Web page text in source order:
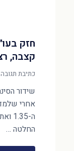
קצבה,
כתיבת תגובה
שידור
ה-
החלטה …